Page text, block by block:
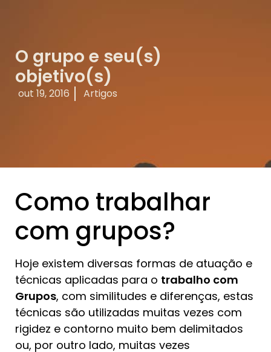
O grupo e seu(s)
objetivo(s)
out 19, 2016 Artigos
Como trabalhar
com grupos?
Hoje existem diversas formas de atuação e
técnicas aplicadas para o trabalho com
Grupos, com similitudes e diferenças, estas
técnicas são utilizadas muitas vezes com
rigidez e contorno muito bem delimitados
ou, por outro lado, muitas vezes